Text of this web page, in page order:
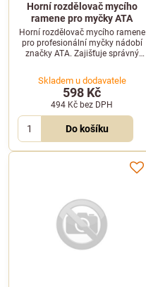
Horní rozdělovač mycího
ramene pro myčky ATA
Horní rozdělovač mycího ramene
pro profesionální myčky nádobí
značky ATA. Zajišťuje správný
Skladem u dodavatele
598 Kč
494 Kč bez DPH
Do košíku